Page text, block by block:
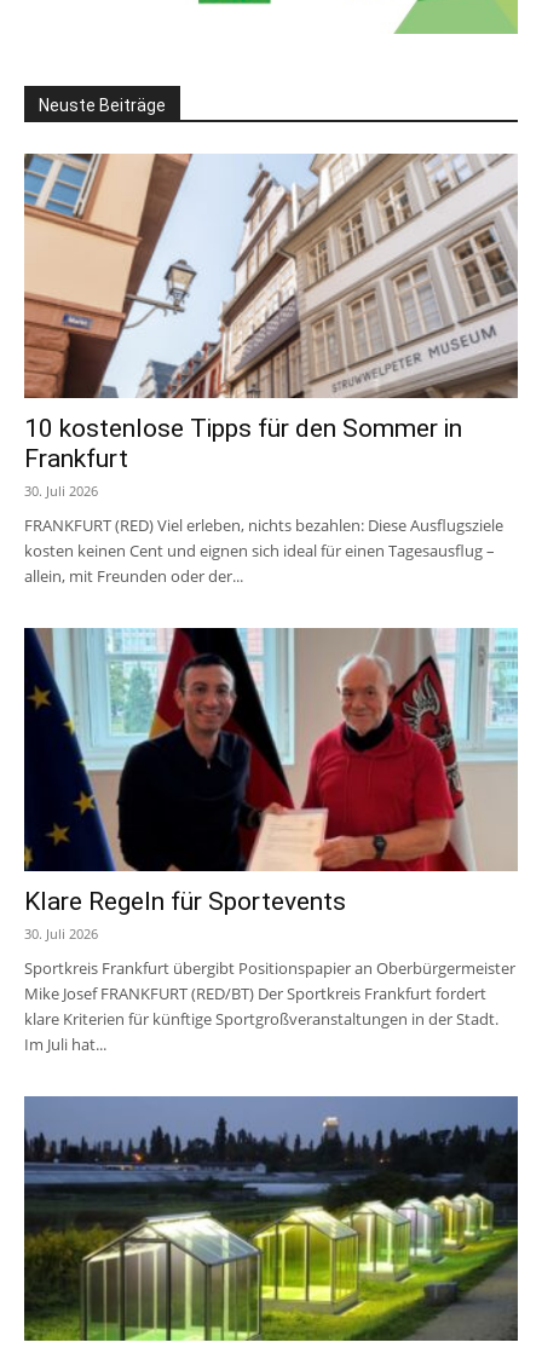
Neuste Beiträge
10 kostenlose Tipps für den Sommer in
Frankfurt
30. Juli 2026
FRANKFURT (RED) Viel erleben, nichts bezahlen: Diese Ausflugsziele
kosten keinen Cent und eignen sich ideal für einen Tagesausflug –
allein, mit Freunden oder der...
Klare Regeln für Sportevents
30. Juli 2026
Sportkreis Frankfurt übergibt Positionspapier an Oberbürgermeister
Mike Josef FRANKFURT (RED/BT) Der Sportkreis Frankfurt fordert
klare Kriterien für künftige Sportgroßveranstaltungen in der Stadt.
Im Juli hat...